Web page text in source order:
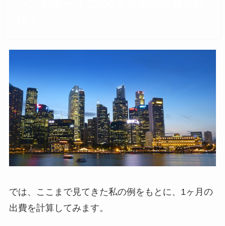
では、ここまで見てきた私の例をもとに、1ヶ月の
出費を計算してみます。